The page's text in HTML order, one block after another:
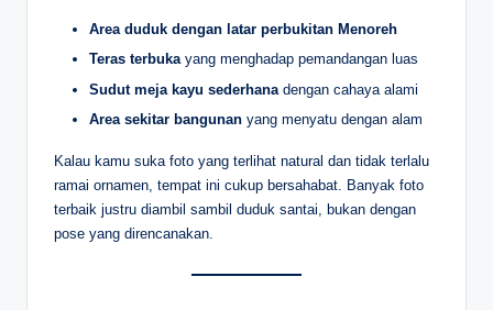
Area duduk dengan latar perbukitan Menoreh
Teras terbukayang menghadap pemandangan luas
Sudut meja kayu sederhana dengan cahaya alami
Area sekitar bangunan yang menyatu dengan alam
Kalau kamu suka foto yang terlihat natural dan tidak terlalu
ramai ornamen, tempat ini cukup bersahabat. Banyak foto
terbaik justru diambil sambil duduk santai, bukan dengan
pose yang direncanakan.